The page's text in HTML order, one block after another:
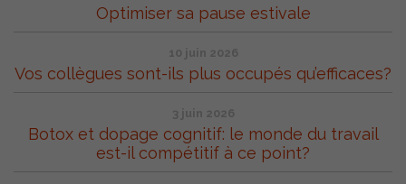
Optimiser sa pause estivale
10 juin 2026
Vos collègues sont-ils plus occupés qu’efficaces?
3 juin 2026
Botox et dopage cognitif: le monde du travail
est-il compétitif à ce point?